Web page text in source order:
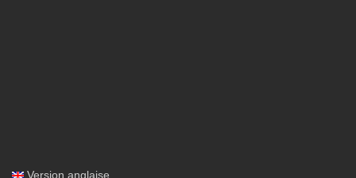
Version anglaise